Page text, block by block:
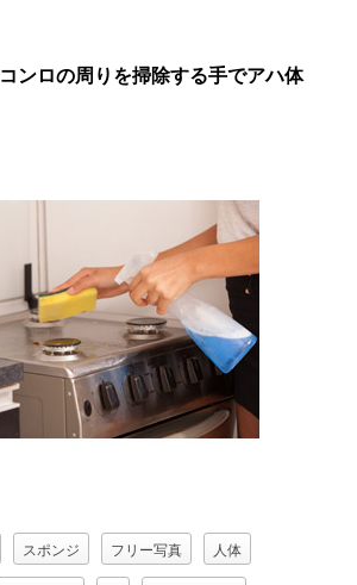
ンロの周りを掃除する手でアハ体
スポンジ フリー写真 人体